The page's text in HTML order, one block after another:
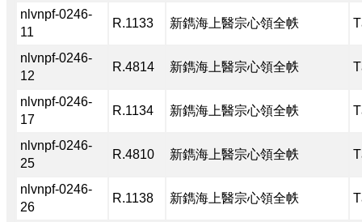
nlvnpf-0246-
11
R.1133 新鐫海上醫宗心領全帙
nlvnpf-0246-
12
R.4814 新鐫海上醫宗心領全帙
nlvnpf-0246-
17
R.1134 新鐫海上醫宗心領全帙
nlvnpf-0246-
25
R.4810 新鐫海上醫宗心領全帙
nlvnpf-0246-
26
R.1138 新鐫海上醫宗心領全帙